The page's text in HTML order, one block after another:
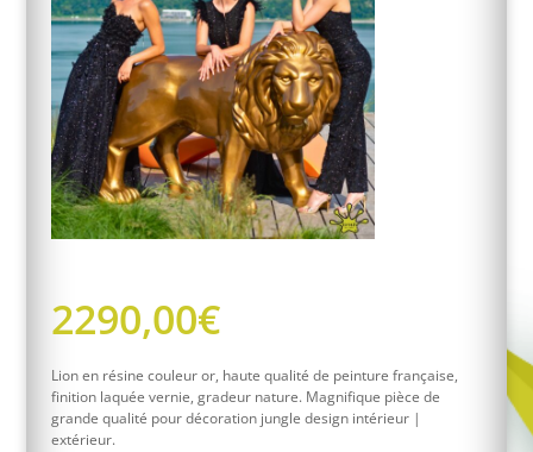
2290,00€
Lion en résine couleur or, haute qualité de peinture française,
finition laquée vernie, gradeur nature. Magnifique pièce de
grande qualité pour décoration jungle design intérieur |
extérieur.